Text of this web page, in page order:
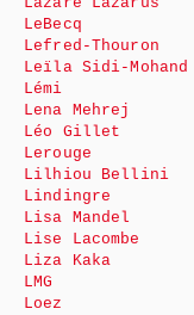
LeBecq
Lefred-Thouron
Leïla Sidi-Mohand
Lémi
Lena Mehrej
Léo Gillet
Lerouge
Lilhiou Bellini
Lindingre
Lisa Mandel
Lise Lacombe
Liza Kaka
LMG
Loez